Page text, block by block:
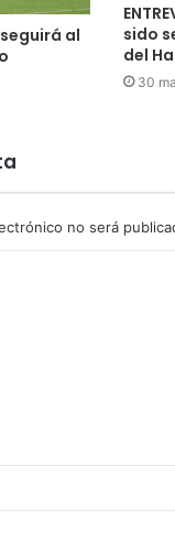
al
sido
del
30
no será